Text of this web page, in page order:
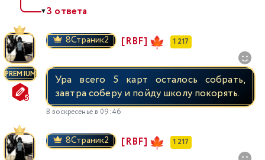
▼3 ответа
PREMIUM
8Страник2 [RBF] 1 217
Ура всего 5 карт осталось собрать,
завтра соберу и пойду школу покорять.
В воскресенье в 09:46
8Страник2 [RBF] 1 217